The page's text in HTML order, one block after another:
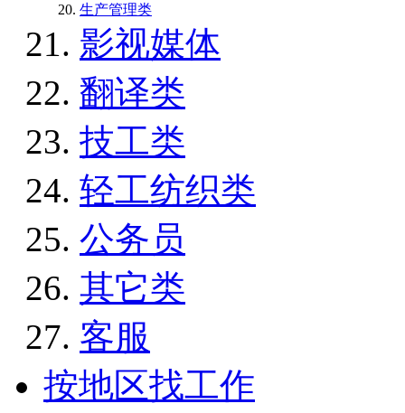
生产管理类
影视媒体
翻译类
技工类
轻工纺织类
公务员
其它类
客服
按地区找工作